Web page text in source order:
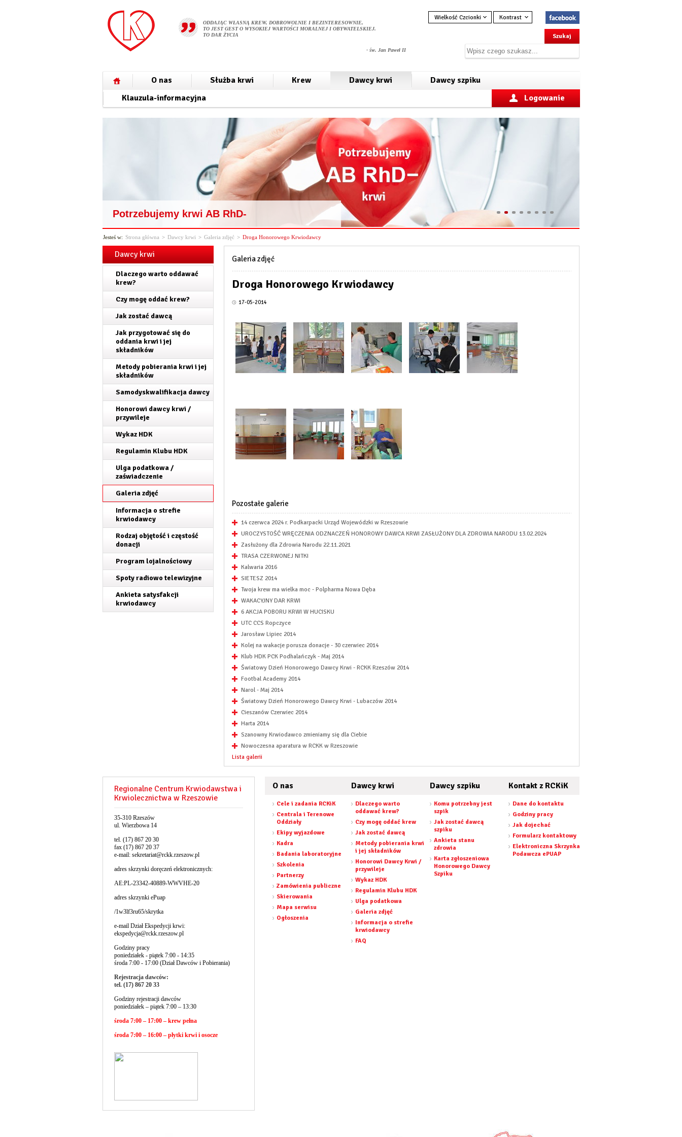
ODDAJĄC WŁASNĄ KREW, DOBROWOLNIE I BEZINTERESOWNIE,
TO JEST GEST O WYSOKIEJ WARTOŚCI MORALNEJ I OBYWATELSKIEJ.
TO DAR ŻYCIA
- św. Jan Paweł II
Wielkość Czcionki Kontrast
O nas Służba krwi Krew Dawcy krwi
Dawcy szpiku
Klauzula-informacyjna
Logowanie
Potrzebujemy krwi AB RhD-
Jesteś w: Strona główna > Dawcy krwi > Galeria zdjęć > Droga Honorowego Krwiodawcy
Dawcy krwi
Dlaczego warto oddawać
krew?
Czy mogę oddać krew?
Jak zostać dawcą
Jak przygotować się do
oddania krwi i jej
składników
Metody pobierania krwi i jej
składników
Samodyskwalifikacja dawcy
Honorowi dawcy krwi /
przywileje
Wykaz HDK
Regulamin Klubu HDK
Ulga podatkowa /
zaświadczenie
Galeria zdjęć
Informacja o strefie
krwiodawcy
Rodzaj objętość i częstość
donacji
Program lojalnościowy
Spoty radiowo telewizyjne
Ankieta satysfakcji
krwiodawcy
Galeria zdjęć
Droga Honorowego Krwiodawcy
17-05-2014
Pozostałe galerie
14 czerwca 2024 r. Podkarpacki Urząd Wojewódzki w Rzeszowie
UROCZYSTOŚĆ WRĘCZENIA ODZNACZEŃ HONOROWY DAWCA KRWI ZASŁUŻONY DLA ZDROWIA NARODU 13.02.2024
Zasłużony dla Zdrowia Narodu 22.11.2021
TRASA CZERWONEJ NITKI
Kalwaria 2016
SIETESZ 2014
Twoja krew ma wielka moc - Polpharma Nowa Dęba
WAKACYJNY DAR KRWI
6 AKCJA POBORU KRWI W HUCISKU
UTC CCS Ropczyce
Jarosław Lipiec 2014
Kolej na wakacje porusza donacje - 30 czerwiec 2014
Klub HDK PCK Podhalańczyk - Maj 2014
Światowy Dzień Honorowego Dawcy Krwi - RCKK Rzeszów 2014
Footbal Academy 2014
Narol - Maj 2014
Światowy Dzień Honorowego Dawcy Krwi - Lubaczów 2014
Cieszanów Czerwiec 2014
Harta 2014
Szanowny Krwiodawco zmieniamy się dla Ciebie
Nowoczesna aparatura w RCKK w Rzeszowie
Lista galerii
Regionalne Centrum Krwiodawstwa i
Krwiolecznictwa w Rzeszowie
35-310 Rzeszów
ul. Wierzbowa 14
tel. (17) 867 20 30
fax (17) 867 20 37
e-mail: sekretariat@rckk.rzeszow.pl
adres skrzynki doręczeń elektronicznych:
AE:PL-23342-40889-WWVHE-20
adres skrzynki ePuap
/1w3lf3ru65/skrytka
e-mail Dział Ekspedycji krwi:
ekspedycja@rckk.rzeszow.pl
Godziny pracy
poniedziałek - piątek 7:00 - 14:35
środa 7:00 - 17:00 (Dział Dawców i Pobierania)
Rejestracja dawców:
tel. (17) 867 20 33
Godziny rejestracji dawców
poniedziałek – piątek 7:00 – 13:30
środa 7:00 – 17:00 – krew pełna
środa 7:00 – 16:00 – płytki krwi i osocze
O nas
Cele i zadania RCKiK
Centrala i Terenowe
Oddziały
Ekipy wyjazdowe
Kadra
Badania laboratoryjne
Szkolenia
Partnerzy
Zamówienia publiczne
Skierowania
Mapa serwisu
Ogłoszenia
Dawcy krwi
Dlaczego warto
oddawać krew?
Czy mogę oddać krew
Jak zostać dawcą
Metody pobierania krwi
i jej składników
Honorowi Dawcy Krwi /
przywileje
Wykaz HDK
Regulamin Klubu HDK
Ulga podatkowa
Galeria zdjęć
Informacja o strefie
krwiodawcy
FAQ
Dawcy szpiku
Komu potrzebny jest
szpik
Jak zostać dawcą
szpiku
Ankieta stanu
zdrowia
Karta zgłoszeniowa
Honorowego Dawcy
Szpiku
Kontakt z RCKiK
Dane do kontaktu
Godziny pracy
Jak dojechać
Formularz kontaktowy
Elektroniczna Skrzynka
Podawcza ePUAP